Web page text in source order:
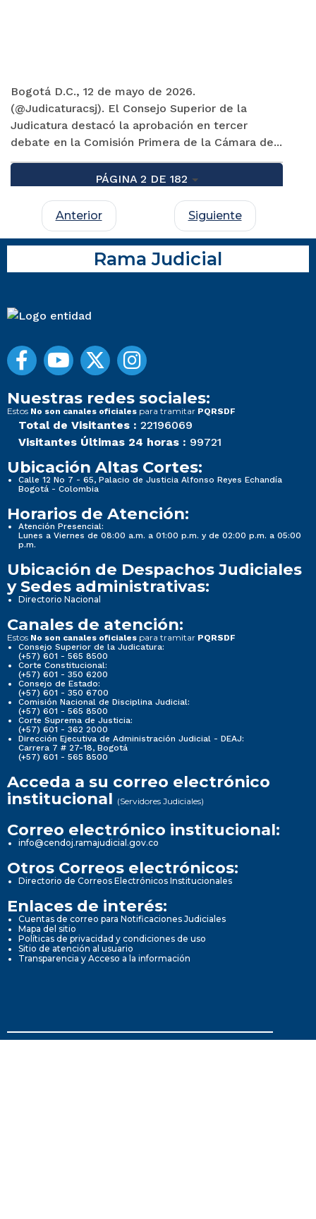
Bogotá D.C., 12 de mayo de 2026.
(@Judicaturacsj). El Consejo Superior de la
Judicatura destacó la aprobación en tercer
debate en la Comisión Primera de la Cámara de...
PÁGINA 2 DE 182
Anterior Siguiente
Rama Judicial
Nuestras redes sociales:
Estos No son canales oficiales para tramitar PQRSDF
Total de Visitantes : 22196069
Visitantes Últimas 24 horas : 99721
Ubicación Altas Cortes:
Calle 12 No 7 - 65, Palacio de Justicia Alfonso Reyes Echandía
Bogotá - Colombia
Horarios de Atención:
Atención Presencial:
Lunes a Viernes de 08:00 a.m. a 01:00 p.m. y de 02:00 p.m. a 05:00
p.m.
Ubicación de Despachos Judiciales
y Sedes administrativas:
Directorio Nacional
Canales de atención:
Estos No son canales oficiales para tramitar PQRSDF
Consejo Superior de la Judicatura:
(+57) 601 - 565 8500
Corte Constitucional:
(+57) 601 - 350 6200
Consejo de Estado:
(+57) 601 - 350 6700
Comisión Nacional de Disciplina Judicial:
(+57) 601 - 565 8500
Corte Suprema de Justicia:
(+57) 601 - 362 2000
Dirección Ejecutiva de Administración Judicial - DEAJ:
Carrera 7 # 27-18, Bogotá
(+57) 601 - 565 8500
Acceda a su correo electrónico
institucional (Servidores Judiciales)
Correo electrónico institucional:
info@cendoj.ramajudicial.gov.co
Otros Correos electrónicos:
Directorio de Correos Electrónicos Institucionales
Enlaces de interés:
Cuentas de correo para Notificaciones Judiciales
Mapa del sitio
Políticas de privacidad y condiciones de uso
Sitio de atención al usuario
Transparencia y Acceso a la información